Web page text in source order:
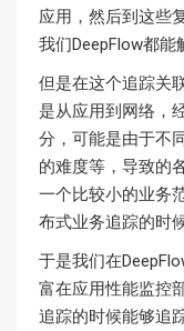
应用，然后到这些
我们DeepFlow都能
但是在这个追踪关
是从应用到网络，
分，可能是由于不
的难度等，导致的
一个比较小的业务
布式业务追踪的时
于是我们在
富在应用性能监控
追踪的时候能够追